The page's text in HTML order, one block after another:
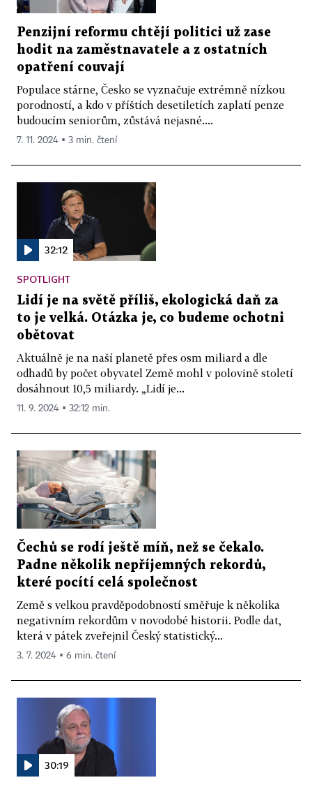
Penzijní reformu chtějí politici už zase
hodit na zaměstnavatele a z ostatních
opatření couvají
Populace stárne, Česko se vyznačuje extrémně nízkou
porodností, a kdo v příštích desetiletích zaplatí penze
budoucím seniorům, zůstává nejasné....
7. 11. 2024 ▪ 3 min. čtení
32:12
SPOTLIGHT
Lidí je na světě příliš, ekologická daň za
to je velká. Otázka je, co budeme ochotni
obětovat
Aktuálně je na naší planetě přes osm miliard a dle
odhadů by počet obyvatel Země mohl v polovině století
dosáhnout 10,5 miliardy. „Lidí je...
11. 9. 2024 ▪ 32:12 min.
Čechů se rodí ještě míň, než se čekalo.
Padne několik nepříjemných rekordů,
které pocítí celá společnost
Země s velkou pravděpodobností směřuje k několika
negativním rekordům v novodobé historii. Podle dat,
která v pátek zveřejnil Český statistický...
3. 7. 2024 ▪ 6 min. čtení
30:19